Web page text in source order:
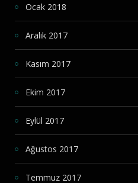
Ocak 2018
Aralık 2017
Kasım 2017
Ekim 2017
Eylül 2017
Ağustos 2017
Temmuz 2017